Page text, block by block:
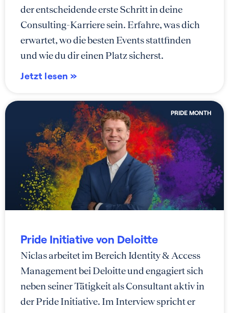
der entscheidende erste Schritt in deine
Consulting-Karriere sein. Erfahre, was dich
erwartet, wo die besten Events stattfinden
und wie du dir einen Platz sicherst.
Jetzt lesen »
PRIDE MONTH
Pride Initiative von Deloitte
Niclas arbeitet im Bereich Identity & Access
Management bei Deloitte und engagiert sich
neben seiner Tätigkeit als Consultant aktiv in
der Pride Initiative. Im Interview spricht er